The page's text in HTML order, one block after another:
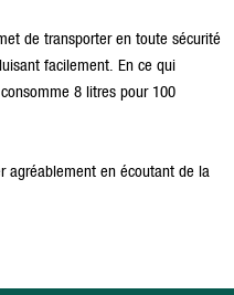
de transporter en toute sécurité
facilement. En ce qui
8 litres pour 100
agréablement en écoutant de la